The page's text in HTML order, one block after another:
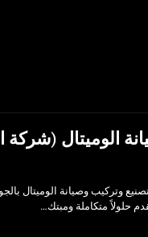
الوميتال (شركة
وتركيب وصيانة الوميتال
حلولاً متكاملة ومبتك…